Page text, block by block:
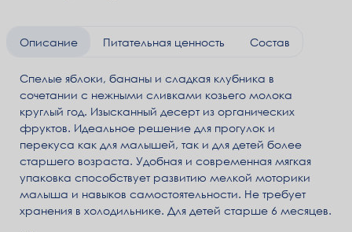
Описание Питательная ценность Состав
Спелые яблоки, бананы и сладкая клубника в
сочетании с нежными сливками козьего молока
круглый год. Изысканный десерт из органических
фруктов. Идеальное решение для прогулок и
перекуса как для малышей, так и для детей более
старшего возраста. Удобная и современная мягкая
упаковка способствует развитию мелкой моторики
малыша и навыков самостоятельности. Не требует
хранения в холодильнике. Для детей старше 6 месяцев.